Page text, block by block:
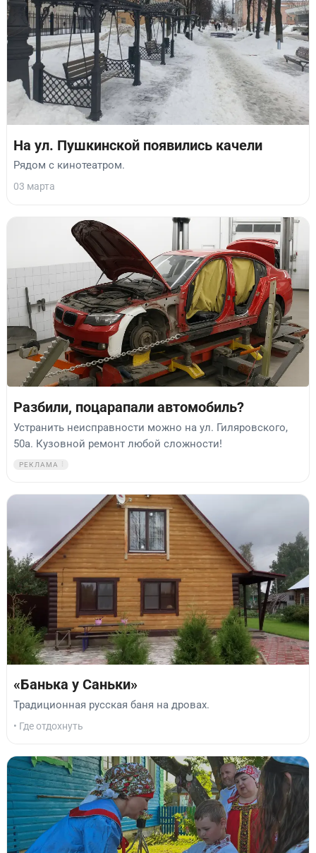
На ул. Пушкинской появились качели
Рядом с кинотеатром.
03 марта
Разбили, поцарапали автомобиль?
Устранить неисправности можно на ул. Гиляровского,
50а. Кузовной ремонт любой сложности!
РЕКЛАМА
«Банька у Саньки»
Традиционная русская баня на дровах.
• Где отдохнуть